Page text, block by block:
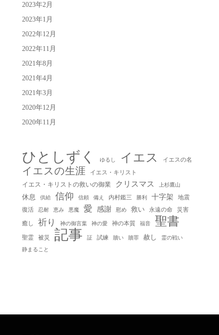
2023年2月
2023年1月
2022年12月
2022年11月
2021年8月
2021年4月
2021年3月
2020年12月
2020年11月
ひとしずく ゆるし イエス イエスの名
イエスの生涯
イエス・キリスト
イエス・キリストの救いの御業
クリスマス 上杉鷹山
休息 供給 信仰 信頼 備え 内村鑑三 勝利 十字架
地震
復活
忍耐 恵み 悪魔 愛 感謝 慰め 救い 永遠の命
災害
癒し
祈り 神の御言葉 神の愛 神の本質 福音 聖書
聖霊 被災 記事 証 試練 贖い 贖罪 赦し 霊の戦い
静まること